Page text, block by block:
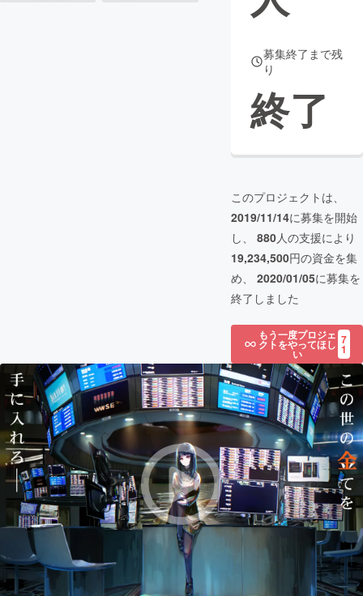
募集終了まで残
り
終了
このプロジェクトは、
2019/11/14に募集を開始
し、 880人の支援により
19,234,500円の資金を集
め、 2020/01/05に募集を
終了しました
もう一度プロジェ
クトをやってほし
い
7
1